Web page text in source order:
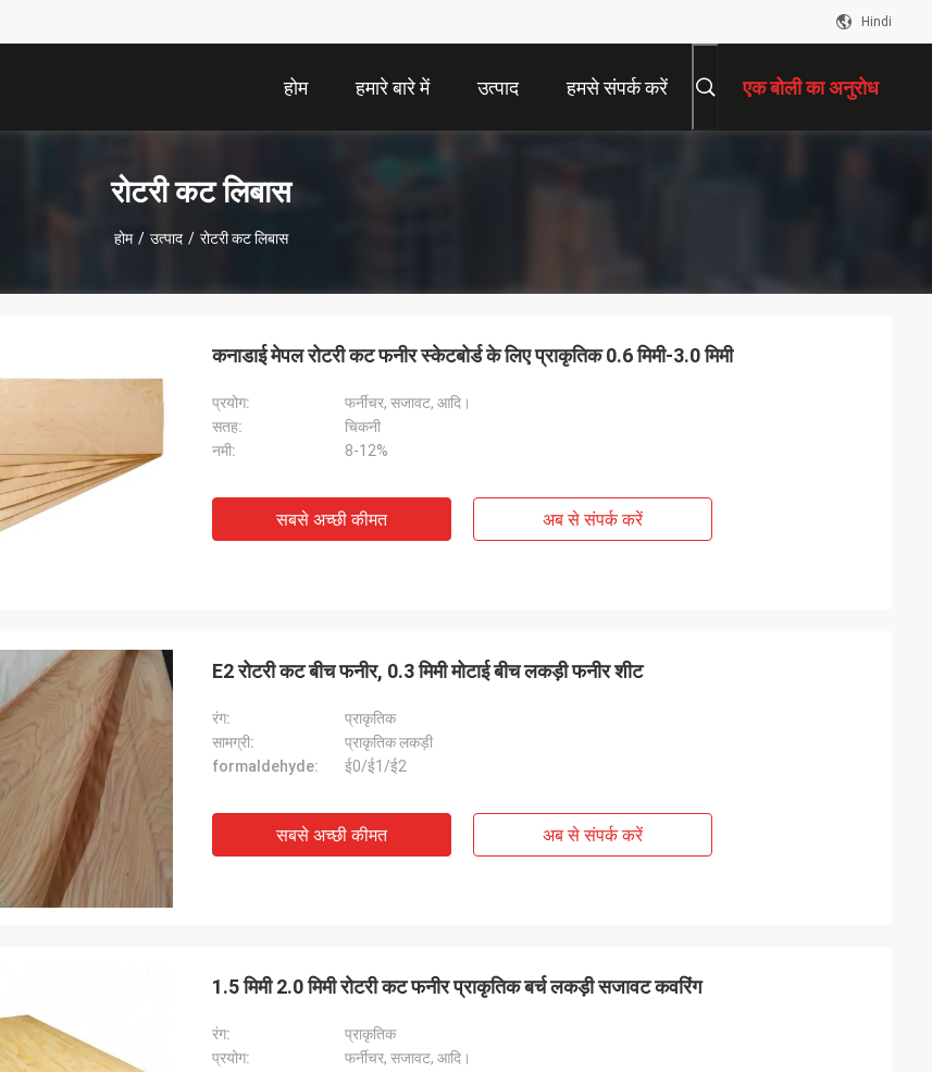
Hindi
होम हमारे बारे में उत्पाद हमसे संपर्क करें एक बोली का अनुरोध
रोटरी कट लिबास
होम / उत्पाद / रोटरी कट लिबास
कनाडाई मेपल रोटरी कट फनीर स्केटबोर्ड के लिए प्राकृतिक 0.6 मिमी-3.0 मिमी
प्रयोग:
फर्नीचर, सजावट, आदि।
सतह:
चिकनी
नमी:
8-12%
सबसे अच्छी कीमत अब से संपर्क करें
E2 रोटरी कट बीच फनीर, 0.3 मिमी मोटाई बीच लकड़ी फनीर शीट
रंग:
प्राकृतिक
सामग्री:
प्राकृतिक लकड़ी
formaldehyde:
ई0/ई1/ई2
सबसे अच्छी कीमत अब से संपर्क करें
1.5 मिमी 2.0 मिमी रोटरी कट फनीर प्राकृतिक बर्च लकड़ी सजावट कवरिंग
रंग:
प्राकृतिक
प्रयोग:
फर्नीचर, सजावट, आदि।